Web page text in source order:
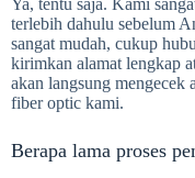
Ya, tentu saja. Kami
terlebih dahulu sebelum
sangat mudah, cukup
kirimkan alamat lengkap
akan langsung mengecek
fiber optic kami.
Berapa lama proses